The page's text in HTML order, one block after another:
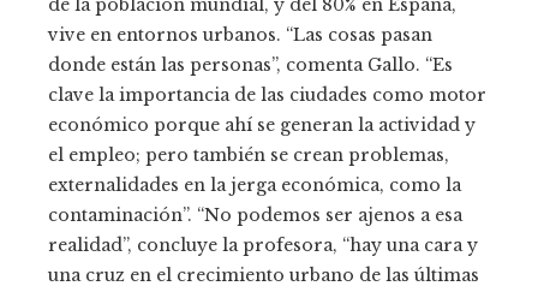
de la población mundial, y del 80% en España,
vive en entornos urbanos. “Las cosas pasan
donde están las personas”, comenta Gallo. “Es
clave la importancia de las ciudades como motor
económico porque ahí se generan la actividad y
el empleo; pero también se crean problemas,
externalidades en la jerga económica, como la
contaminación”. “No podemos ser ajenos a esa
realidad”, concluye la profesora, “hay una cara y
una cruz en el crecimiento urbano de las últimas